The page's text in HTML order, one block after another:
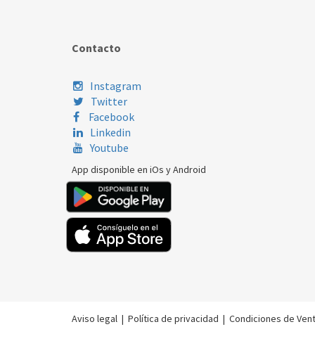
Contacto
Instagram
Twitter
Facebook
Linkedin
Youtube
App disponible en iOs y Android
Aviso legal | Política de privacidad | Condiciones de